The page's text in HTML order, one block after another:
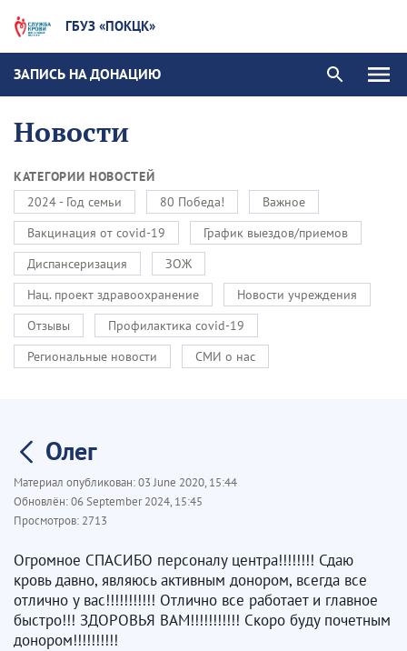
ГБУЗ «ПОКЦК»
ЗАПИСЬ НА ДОНАЦИЮ
Новости
КАТЕГОРИИ НОВОСТЕЙ
2024 - Год семьи
80 Победа!
Важное
Вакцинация от covid-19
График выездов/приемов
Диспансеризация
ЗОЖ
Нац. проект здравоохранение
Новости учреждения
Отзывы
Профилактика covid-19
Региональные новости
СМИ о нас
Олег
Материал опубликован:03 June 2020, 15:44
Обновлён:06 September 2024, 15:45
Просмотров: 2713
Огромное СПАСИБО персоналу центра!!!!!!!! Сдаю
кровь давно, являюсь активным донором, всегда все
отлично у вас!!!!!!!!!!! Отлично все работает и главное
быстро!!! ЗДОРОВЬЯ ВАМ!!!!!!!!!!! Скоро буду почетным
донором!!!!!!!!!!